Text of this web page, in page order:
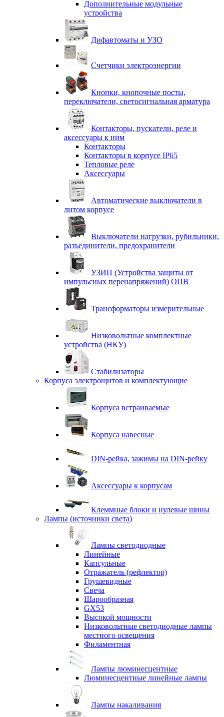
Дополнительные модульные
устройства
Дифавтоматы и УЗО
Счетчики электроэнергии
Кнопки, кнопочные посты,
переключатели, светосигнальная арматура
Контакторы, пускатели, реле и
аксессуары к ним
Контакторы
Контакторы в корпусе IP65
Тепловые реле
Аксессуары
Автоматические выключатели в
литом корпусе
Выключатели нагрузки, рубильники,
разъединители, предохранители
УЗИП (Устройства защиты от
импульсных перенапряжений) ОПВ
Трансформаторы измерительные
Низковольтные комплектные
устройства (НКУ)
Стабилизаторы
Корпуса электрощитов и комплектующие
Корпуса встраиваемые
Корпуса навесные
DIN-рейка, зажимы на DIN-рейку
Аксессуары к корпусам
Клеммные блоки и нулевые шины
Лампы (источники света)
Лампы светодиодные
Линейные
Капсульные
Отражатель (рефлектор)
Грушевидные
Свеча
Шарообразная
GX53
Высокой мощности
Низковольтные светодиодные лампы
местного освещения
Филаментная
Лампы люминесцентные
Люминесцентные линейные лампы
Лампы накаливания